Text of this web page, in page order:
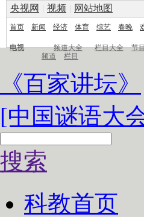
央视网 | 视频 | 网站地图
首页 新闻 经济 体育 综艺 春晚
电视 频道大全 栏目大全 节
频道
栏目
《百家讲坛》
[中国谜语大
搜索
科教首页